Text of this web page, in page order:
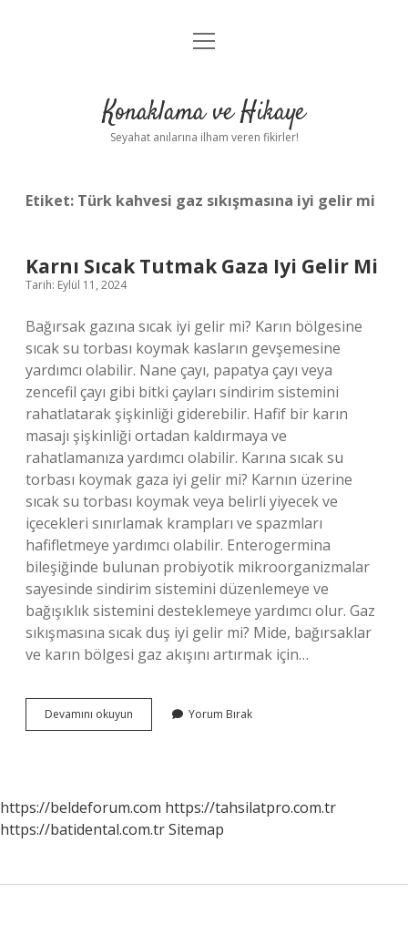
Anasayfa
Yasal Uyarı
menüyü
Konaklama ve Hikaye
Seyahat anılarına ilham veren fikirler!
Etiket: Türk kahvesi gaz sıkışmasına iyi gelir mi
Karnı Sıcak Tutmak Gaza Iyi Gelir Mi
Tarih: Eylül 11, 2024
Bağırsak gazına sıcak iyi gelir mi? Karın bölgesine
sıcak su torbası koymak kasların gevşemesine
yardımcı olabilir. Nane çayı, papatya çayı veya
zencefil çayı gibi bitki çayları sindirim sistemini
rahatlatarak şişkinliği giderebilir. Hafif bir karın
masajı şişkinliği ortadan kaldırmaya ve
rahatlamanıza yardımcı olabilir. Karına sıcak su
torbası koymak gaza iyi gelir mi? Karnın üzerine
sıcak su torbası koymak veya belirli yiyecek ve
içecekleri sınırlamak krampları ve spazmları
hafifletmeye yardımcı olabilir. Enterogermina
bileşiğinde bulunan probiyotik mikroorganizmalar
sayesinde sindirim sistemini düzenlemeye ve
bağışıklık sistemini desteklemeye yardımcı olur. Gaz
sıkışmasına sıcak duş iyi gelir mi? Mide, bağırsaklar
ve karın bölgesi gaz akışını artırmak için…
Devamını okuyun
Sıcak
Mi
Yorum Bırak
https://beldeforum.com https://tahsilatpro.com.tr
https://batidental.com.trSitemap